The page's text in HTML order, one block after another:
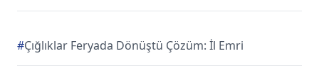
#Çığlıklar Feryada Dönüştü Çözüm: İl Emri